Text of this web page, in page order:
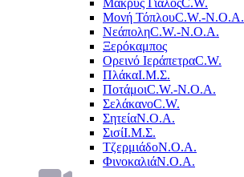
Μακρύς ΓιαλόςC.W.
Μονή ΤόπλουC.W.-Ν.Ο.Α.
ΝεάποληC.W.-Ν.Ο.Α.
Ξερόκαμπος
Ορεινό ΙεράπετραC.W.
ΠλάκαΙ.Μ.Σ.
ΠοτάμοιC.W.-Ν.Ο.Α.
ΣελάκανοC.W.
ΣητείαΝ.Ο.Α.
ΣισίΙ.Μ.Σ.
ΤζερμιάδοΝ.Ο.Α.
ΦινοκαλιάΝ.Ο.Α.